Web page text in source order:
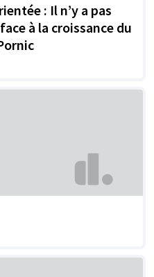
: Il n’y a pas
à la croissance du